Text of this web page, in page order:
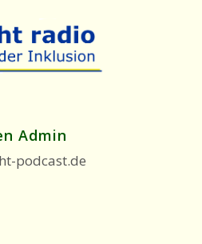
Admin
podcast.de